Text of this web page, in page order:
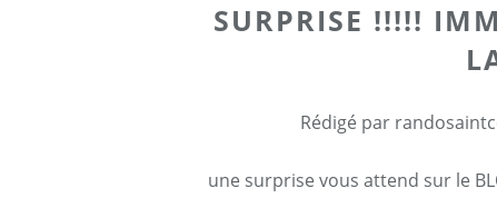
SURPRISE !!!!!
Rédigé par
une surprise vous attend sur le